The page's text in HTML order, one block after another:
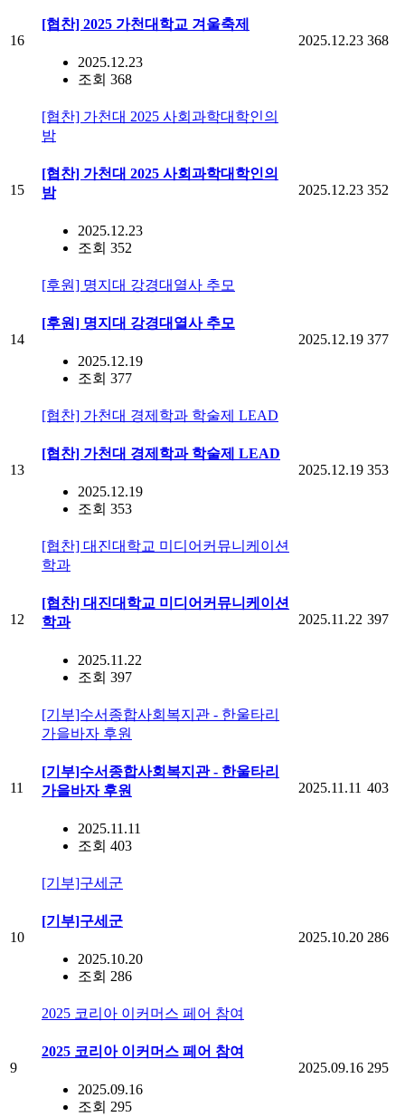
16
[협찬] 2025 가천대학교 겨울축제
2025.12.23
조회 368
2025.12.23 368
15
[협찬] 가천대 2025 사회과학대학인의
밤
[협찬] 가천대 2025 사회과학대학인의
밤
2025.12.23
조회 352
2025.12.23 352
14
[후원] 명지대 강경대열사 추모
[후원] 명지대 강경대열사 추모
2025.12.19
조회 377
2025.12.19 377
13
[협찬] 가천대 경제학과 학술제 LEAD
[협찬] 가천대 경제학과 학술제 LEAD
2025.12.19
조회 353
2025.12.19 353
12
[협찬] 대진대학교 미디어커뮤니케이션
학과
[협찬] 대진대학교 미디어커뮤니케이션
학과
2025.11.22
조회 397
2025.11.22 397
11
[기부]수서종합사회복지관 - 한울타리
가을바자 후원
[기부]수서종합사회복지관 - 한울타리
가을바자 후원
2025.11.11
조회 403
2025.11.11 403
10
[기부]구세군
[기부]구세군
2025.10.20
조회 286
2025.10.20 286
9
2025 코리아 이커머스 페어 참여
2025 코리아 이커머스 페어 참여
2025.09.16
조회 295
2025.09.16 295